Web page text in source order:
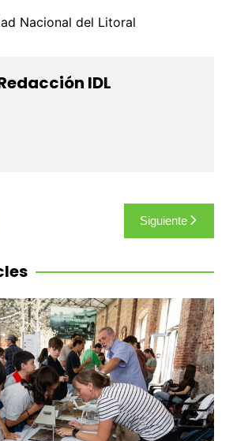
Nacional del Litoral
IDL
Siguiente